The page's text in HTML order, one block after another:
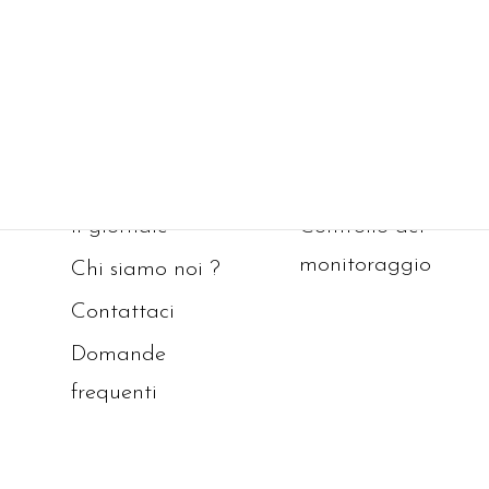
Il giornale
Chi siamo noi ?
Contattaci
Domande
frequenti
Controllo del
monitoraggio